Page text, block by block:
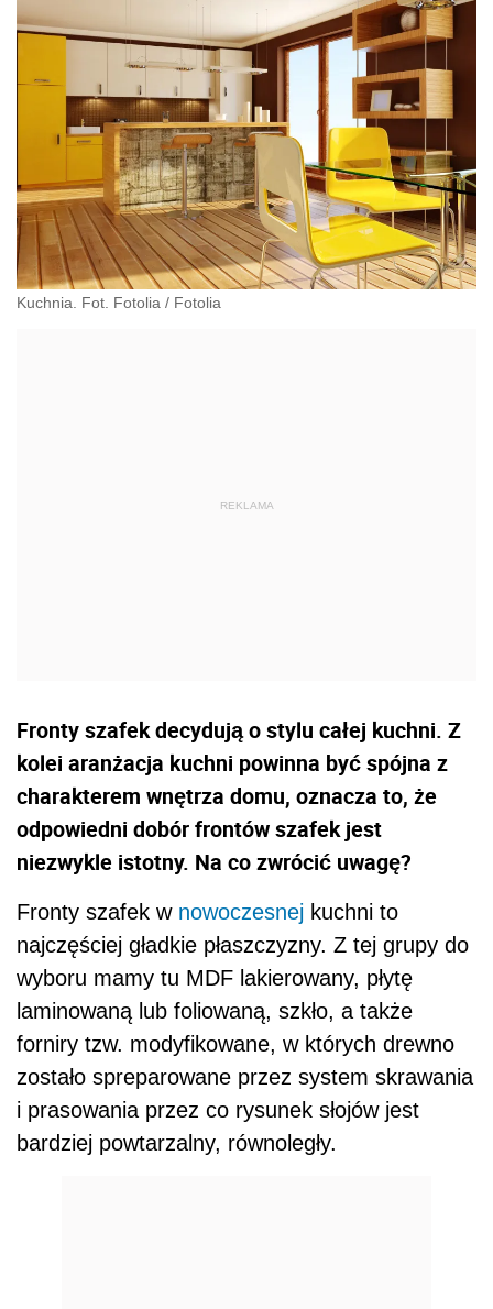
Kuchnia. Fot. Fotolia / Fotolia
Fronty szafek decydują o stylu całej kuchni. Z
kolei aranżacja kuchni powinna być spójna z
charakterem wnętrza domu, oznacza to, że
odpowiedni dobór frontów szafek jest
niezwykle istotny. Na co zwrócić uwagę?
Fronty szafek w nowoczesnej kuchni to
najczęściej gładkie płaszczyzny. Z tej grupy do
wyboru mamy tu MDF lakierowany, płytę
laminowaną lub foliowaną, szkło, a także
forniry tzw. modyfikowane, w których drewno
zostało spreparowane przez system skrawania
i prasowania przez co rysunek słojów jest
bardziej powtarzalny, równoległy.